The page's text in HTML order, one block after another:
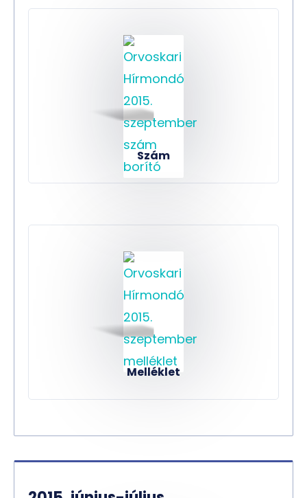
Szám
Melléklet